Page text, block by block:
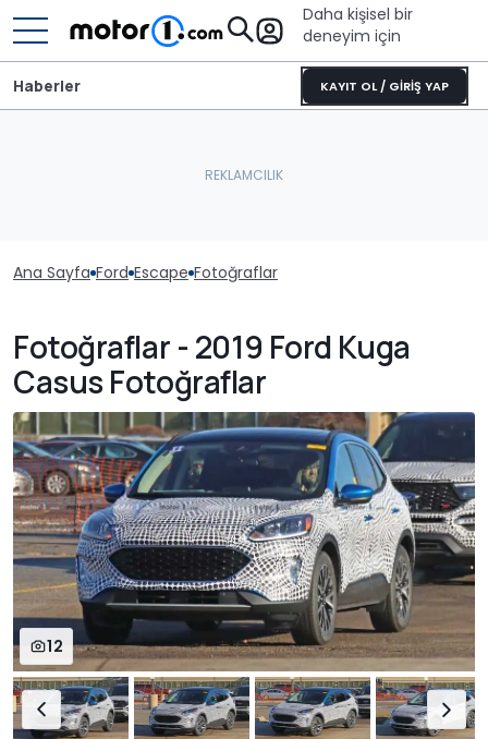
Daha kişisel bir
deneyim için
KAYIT OL / GİRİŞ YAP
Haberler
Ana Sayfa Ford Escape Fotoğraflar
Fotoğraflar - 2019 Ford Kuga
Casus Fotoğraflar
12